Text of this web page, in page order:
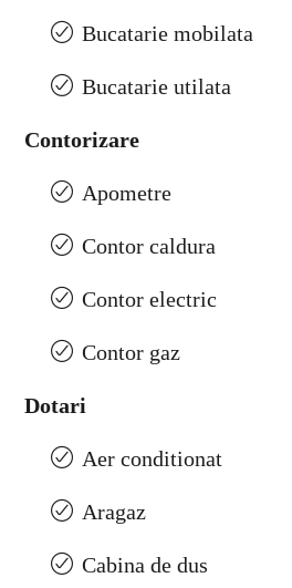
Bucatarie mobilata
Bucatarie utilata
Contorizare
Apometre
Contor caldura
Contor electric
Contor gaz
Dotari
Aer conditionat
Aragaz
Cabina de dus